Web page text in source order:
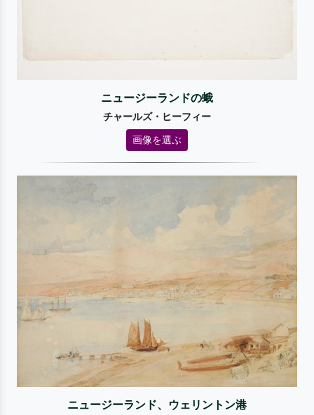
ニュージーランドの蛾
チャールズ・ヒーフィー
画像を選ぶ
ニュージーランド、ウェリントン港